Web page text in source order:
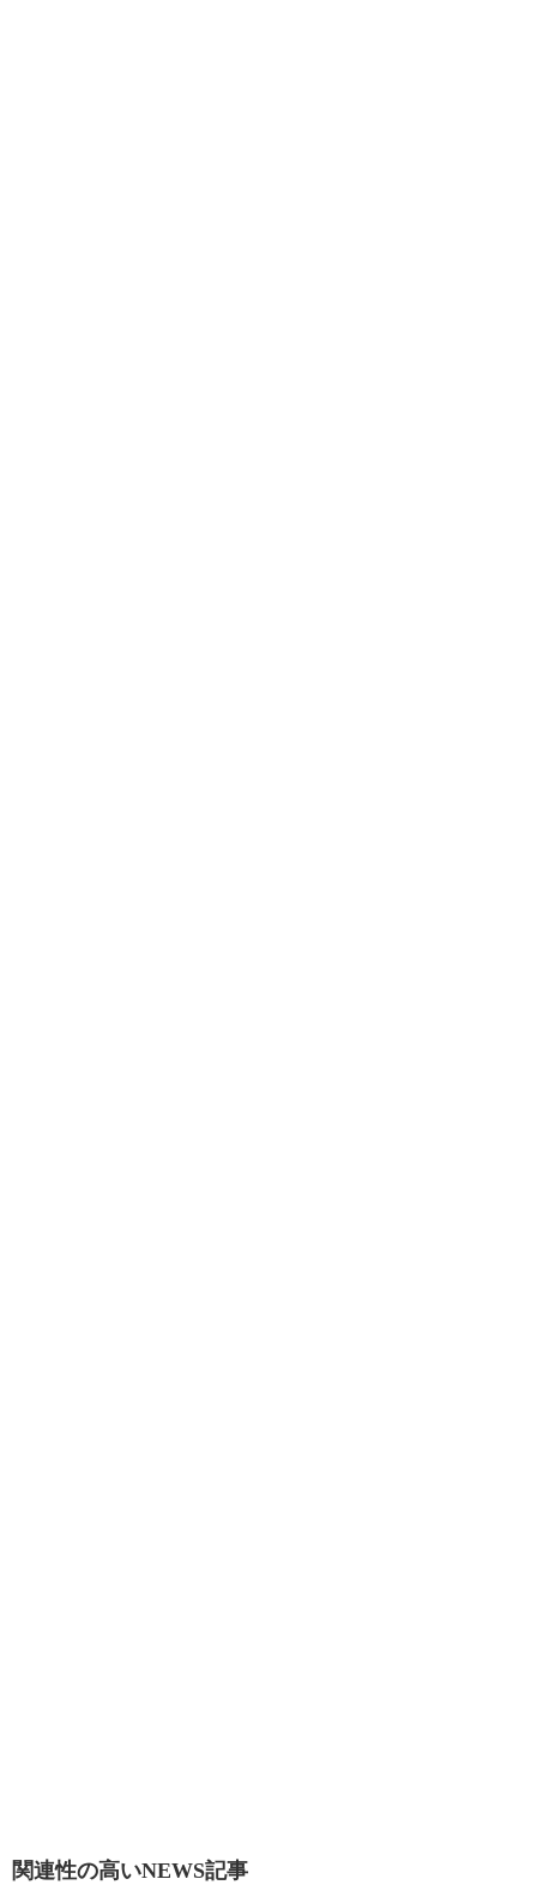
関連性の高いNEWS記事